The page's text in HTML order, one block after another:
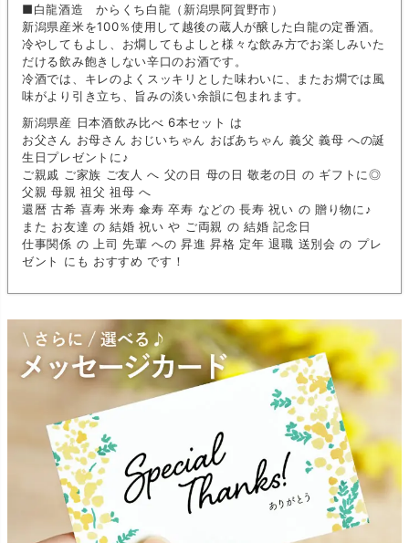
■白龍酒造 からくち白龍（新潟県阿賀野市）
新潟県産米を100％使用して越後の蔵人が醸した白龍の定番酒。
冷やしてもよし、お燗してもよしと様々な飲み方でお楽しみいた
だける飲み飽きしない辛口のお酒です。
冷酒では、キレのよくスッキリとした味わいに、またお燗では風
味がより引き立ち、旨みの淡い余韻に包まれます。
新潟県産 日本酒飲み比べ 6本セット は
お父さん お母さん おじいちゃん おばあちゃん 義父 義母 への誕
生日プレゼントに♪
ご親戚 ご家族 ご友人 へ 父の日 母の日 敬老の日 の ギフトに◎
父親 母親 祖父 祖母 へ
還暦 古希 喜寿 米寿 傘寿 卒寿 などの 長寿 祝い の 贈り物に♪
また お友達 の 結婚 祝い や ご両親 の 結婚 記念日
仕事関係 の 上司 先輩 への 昇進 昇格 定年 退職 送別会 の プレ
ゼント にも おすすめ です！